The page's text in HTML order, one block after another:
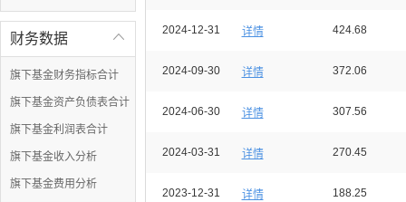

财务数据
旗下基金财务指标合计
旗下基金资产负债表合计
旗下基金利润表合计
旗下基金收入分析
旗下基金费用分析
2024-12-31 详情 424.68
2024-09-30 详情 372.06
2024-06-30 详情 307.56
2024-03-31 详情 270.45
2023-12-31 详情 188.25